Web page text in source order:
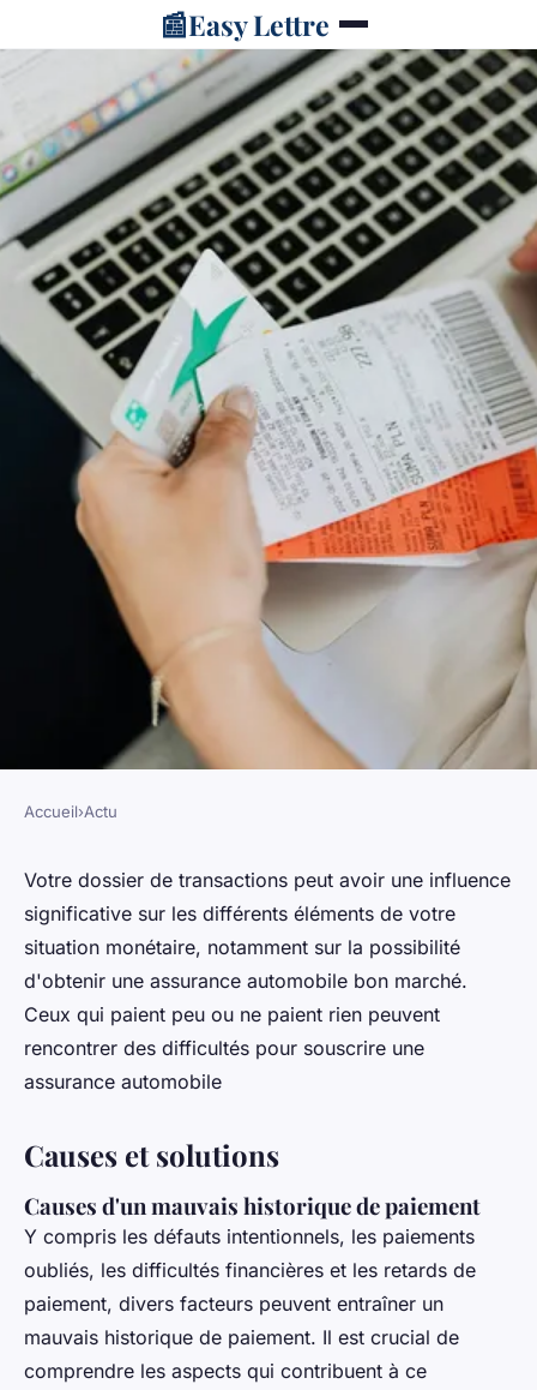
📰Easy Lettre
Guide complet sur l'assurance
auto pour les mauvais payeurs
admin•2 octobre 2023•3 min de lecture
Accueil›Actu
Votre dossier de transactions peut avoir une influence
significative sur les différents éléments de votre
situation monétaire, notamment sur la possibilité
d'obtenir une assurance automobile bon marché.
Ceux qui paient peu ou ne paient rien peuvent
rencontrer des difficultés pour souscrire une
assurance automobile
Causes et solutions
Causes d'un mauvais historique de paiement
Y compris les défauts intentionnels, les paiements
oubliés, les difficultés financières et les retards de
paiement, divers facteurs peuvent entraîner un
mauvais historique de paiement. Il est crucial de
comprendre les aspects qui contribuent à ce